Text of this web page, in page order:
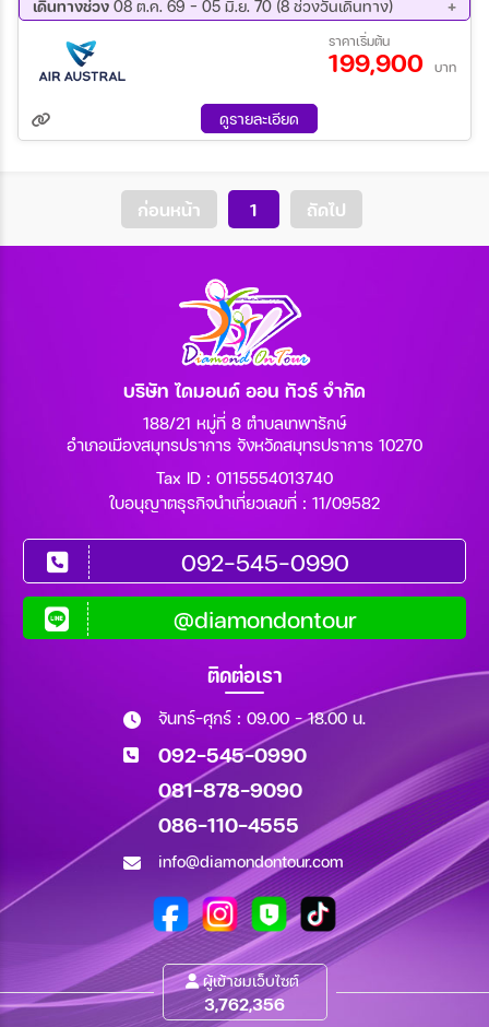
เดินทางช่วง 08 ต.ค. 69 - 05 มิ.ย. 70 (8 ช่วงวันเดินทาง)
19 พ.ย. 69 - 28 พ.ย. 69
03 ธ.ค. 69 - 12 ธ.ค. 69
24 ธ.ค. 69 - 02 ม.ค. 70
11 ก.พ. 70 - 20 ก.พ. 70
18 มี.ค 70 - 27 มี.ค 70
27 พ.ค. 70 - 05 มิ.ย 70
ราคาเริ่มต้น
199,900 บาท
ดูรายละเอียด
ก่อนหน้า 1 ถัดไป
บริษัท ไดมอนด์ ออน ทัวร์ จำกัด
188/21 หมู่ที่ 8 ตำบลเทพารักษ์
อำเภอเมืองสมุทรปราการ จังหวัดสมุทรปราการ 10270
Tax ID : 0115554013740
ใบอนุญาตธุรกิจนำเที่ยวเลขที่ : 11/09582
092-545-0990
@diamondontour
ติดต่อเรา
จันทร์-ศุกร์ : 09.00 - 18.00 น.
092-545-0990
081-878-9090
086-110-4555
info@diamondontour.com
ผู้เข้าชมเว็บไซต์
3,762,356